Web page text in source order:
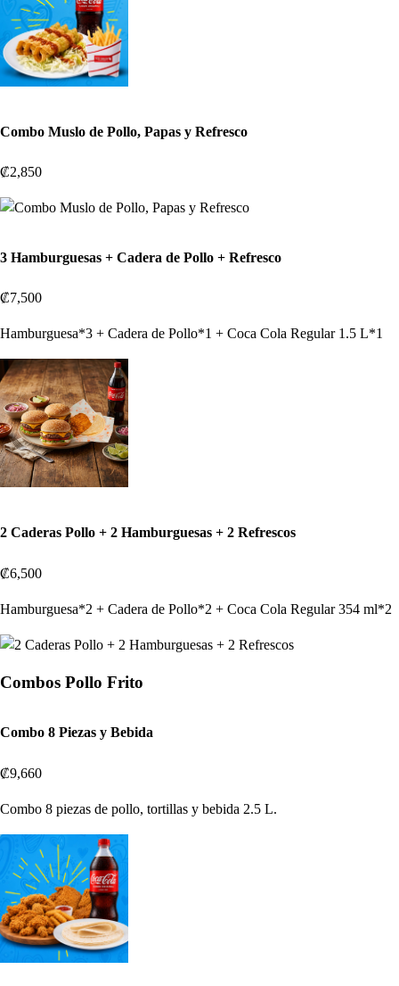
Combo Muslo de Pollo, Papas y Refresco
₡2,850
3 Hamburguesas + Cadera de Pollo + Refresco
₡7,500
Hamburguesa*3 + Cadera de Pollo*1 + Coca Cola Regular 1.5 L*1
2 Caderas Pollo + 2 Hamburguesas + 2 Refrescos
₡6,500
Hamburguesa*2 + Cadera de Pollo*2 + Coca Cola Regular 354 ml*2
Combos Pollo Frito
Combo 8 Piezas y Bebida
₡9,660
Combo 8 piezas de pollo, tortillas y bebida 2.5 L.